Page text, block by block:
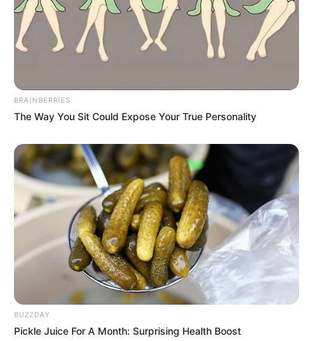
13:22 / 06 Avqust 2026 SİYASƏT
bağlıSƏRƏNCAM
41
13:20 / 06 Avqust 2026
Prezidentdən "AZCON"la bağlıMÜHÜM
BRAINBERRIES
The Way You Sit Could Expose Your True Personality
BUZZDAY
Pickle Juice For A Month: Surprising Health Boost